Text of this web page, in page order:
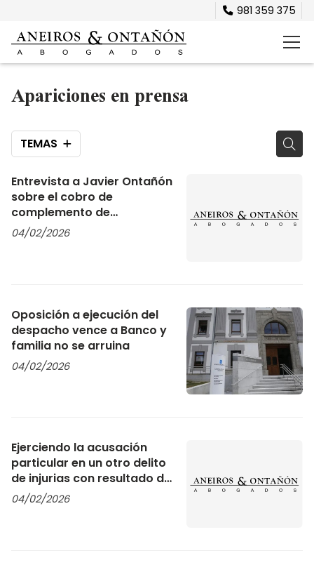
981 359 375
Apariciones en prensa
TEMAS
Entrevista a Javier Ontañón
sobre el cobro de
complemento de
maternidad para padres
04/02/2026
Oposición a ejecución del
despacho vence a Banco y
familia no se arruina
04/02/2026
Ejerciendo la acusación
particular en un otro delito
de injurias con resultado de
condena
04/02/2026